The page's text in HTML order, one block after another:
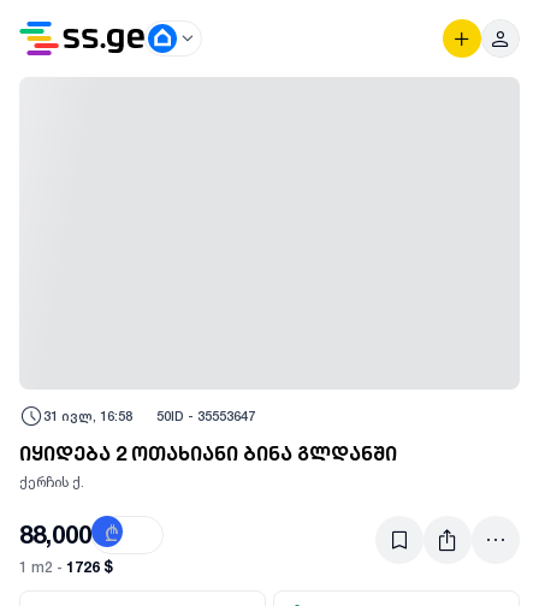
31 ივლ, 16:58 50ID - 35553647
იყიდება 2 ოთახიანი ბინა გლდანში
ქერჩის ქ.
88,000 ₾
1 m2 - 1726 $